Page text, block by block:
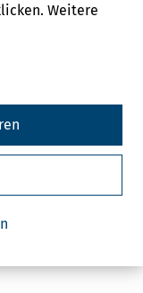
Weitere